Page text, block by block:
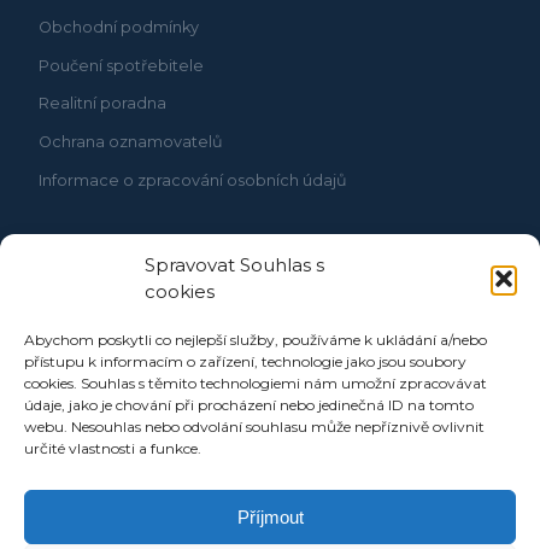
Spravovat Souhlas s
cookies
Abychom poskytli co nejlepší služby, používáme k ukládání a/nebo
přístupu k informacím o zařízení, technologie jako jsou soubory
cookies. Souhlas s těmito technologiemi nám umožní zpracovávat
údaje, jako je chování při procházení nebo jedinečná ID na tomto
webu. Nesouhlas nebo odvolání souhlasu může nepříznivě ovlivnit
určité vlastnosti a funkce.
Příjmout
Obchodní podmínky
Poučení spotřebitele
Realitní poradna
Ochrana oznamovatelů
Informace o zpracování osobních údajů